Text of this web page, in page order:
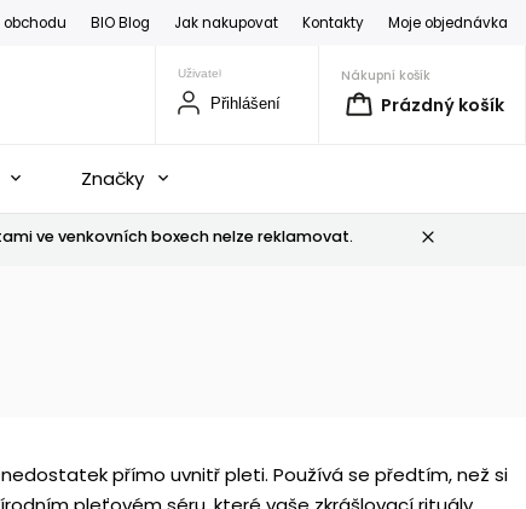
BIO Blog Jak nakupovat Kontakty Moje objednávka
Nákupní košík
Prázdný košík
Přihlášení
Značky
ve venkovních boxech nelze reklamovat.
přímo uvnitř pleti. Používá se předtím, než si